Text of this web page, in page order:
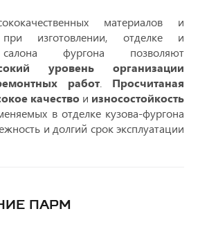
материалов и
изготовлении, отделке и
фургона позволяют
уровень организации
работ. Просчитаная
качество и износостойкость
в отделке кузова-фургона
и долгий срок эксплуатации
ПАРМ